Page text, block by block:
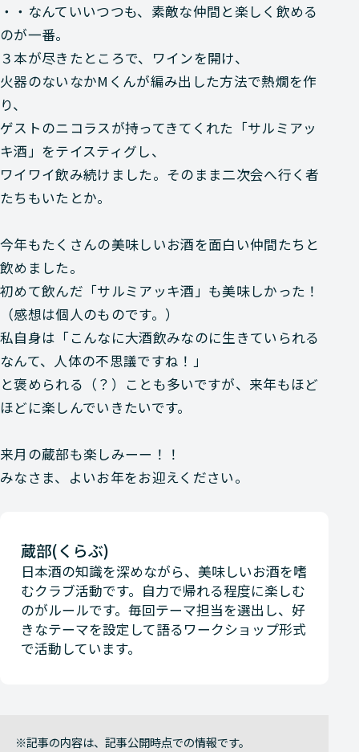
・・なんていいつつも、素敵な仲間と楽しく飲める
のが一番。
３本が尽きたところで、ワインを開け、
火器のないなかMくんが編み出した方法で熱燗を作
り、
ゲストのニコラスが持ってきてくれた「サルミアッ
キ酒」をテイスティグし、
ワイワイ飲み続けました。そのまま二次会へ行く者
たちもいたとか。
今年もたくさんの美味しいお酒を面白い仲間たちと
飲めました。
初めて飲んだ「サルミアッキ酒」も美味しかった！
（感想は個人のものです。）
私自身は「こんなに大酒飲みなのに生きていられる
なんて、人体の不思議ですね！」
と褒められる（？）ことも多いですが、来年もほど
ほどに楽しんでいきたいです。
来月の蔵部も楽しみーー！！
みなさま、よいお年をお迎えください。
蔵部(くらぶ)
日本酒の知識を深めながら、美味しいお酒を嗜
むクラブ活動です。自力で帰れる程度に楽しむ
のがルールです。毎回テーマ担当を選出し、好
きなテーマを設定して語るワークショップ形式
で活動しています。
記事の内容は、記事公開時点での情報です。